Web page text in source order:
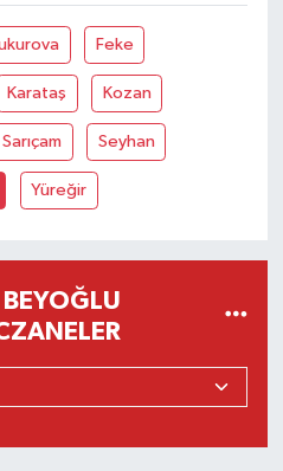
Feke
Karataş Kozan
Sarıçam Seyhan
Yüreğir